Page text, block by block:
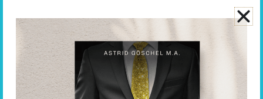
Die Bridge des Songs
greift einen Gedanken auf, der auf
Viktor Frankl zurückgeht und der für mich seit Jahren der
Ankerpunkt meiner Arbeit ist: